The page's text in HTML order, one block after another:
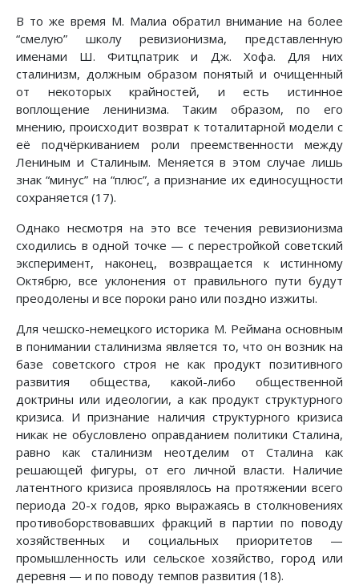
В то же время М. Малиа обратил внимание на более
“смелую” школу ревизионизма, представленную
именами Ш. Фитцпатрик и Дж. Хофа. Для них
сталинизм, должным образом понятый и очищенный
от некоторых крайностей, и есть истинное
воплощение ленинизма. Таким образом, по его
мнению, происходит возврат к тоталитарной модели с
её подчёркиванием роли преемственности между
Лениным и Сталиным. Меняется в этом случае лишь
знак “минус” на “плюс”, а признание их единосущности
сохраняется (17).
Однако несмотря на это все течения ревизионизма
сходились в одной точке — с перестройкой советский
эксперимент, наконец, возвращается к истинному
Октябрю, все уклонения от правильного пути будут
преодолены и все пороки рано или поздно изжиты.
Для чешско-немецкого историка М. Реймана основным
в понимании сталинизма является то, что он возник на
базе советского строя не как продукт позитивного
развития общества, какой-либо общественной
доктрины или идеологии, а как продукт структурного
кризиса. И признание наличия структурного кризиса
никак не обусловлено оправданием политики Сталина,
равно как сталинизм неотделим от Сталина как
решающей фигуры, от его личной власти. Наличие
латентного кризиса проявлялось на протяжении всего
периода 20-х годов, ярко выражаясь в столкновениях
противоборствовавших фракций в партии по поводу
хозяйственных и социальных приоритетов —
промышленность или сельское хозяйство, город или
деревня — и по поводу темпов развития (18).